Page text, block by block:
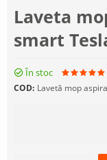
Laveta
smart
În stoc
COD: Lavetă mop